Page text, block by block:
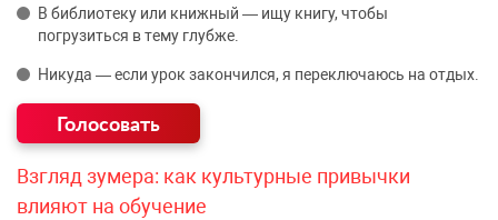
В библиотеку или книжный — ищу книгу, чтобы
погрузиться в тему глубже.
Никуда — если урок закончился, я переключаюсь на отдых.
Взгляд зумера: как культурные привычки
влияют на обучение